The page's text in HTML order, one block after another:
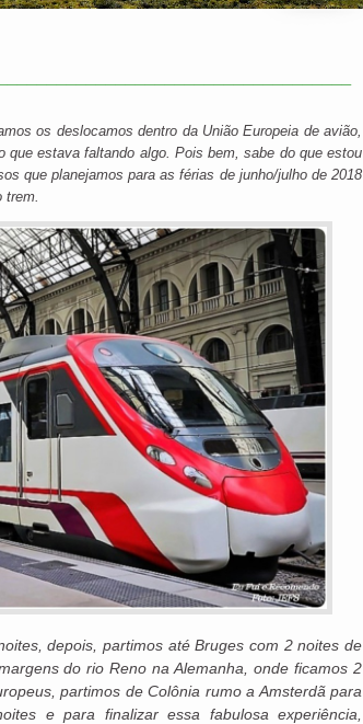
os deslocamos dentro da União Europeia de avião,
estava faltando algo. Pois bem, sabe do que estou
que planejamos para as férias de junho/julho de 2018
trem.
depois, partimos até Bruges com 2 noites de
do rio Reno na Alemanha, onde ficamos 2
partimos de Colônia rumo a Amsterdã para
e para finalizar essa fabulosa experiência,